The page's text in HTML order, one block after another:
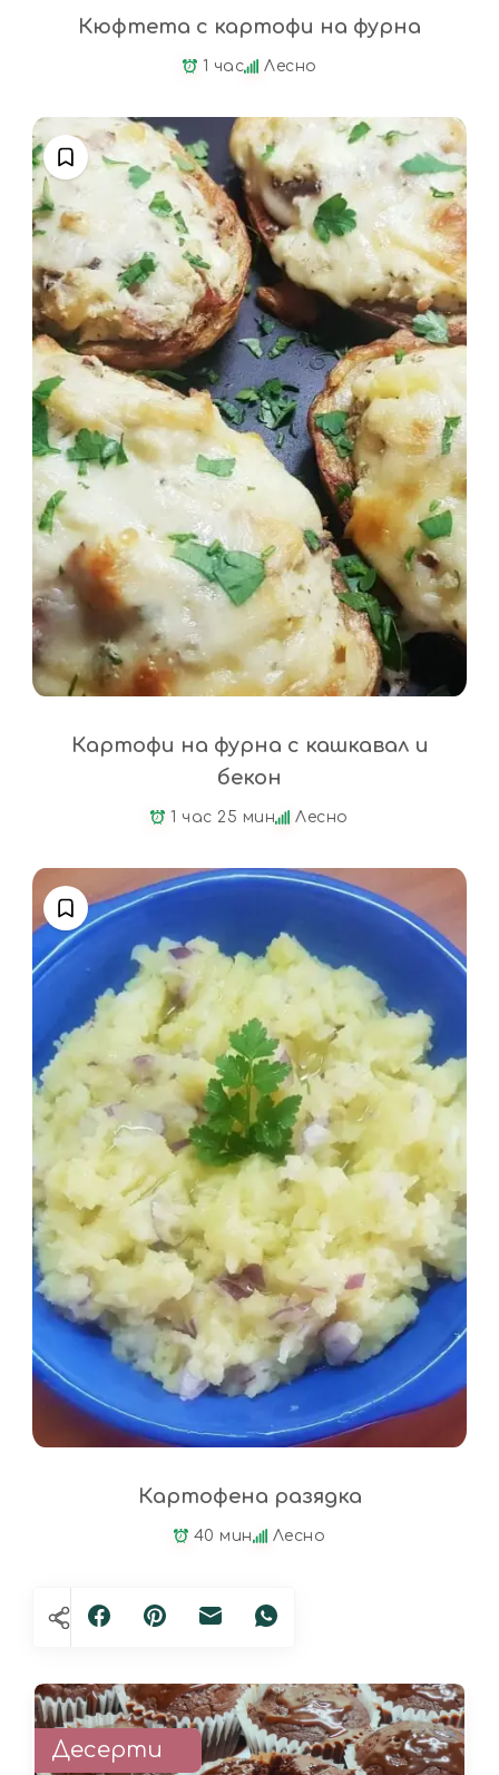
Кюфтета с картофи на фурна
1 час Лесно
Картофи на фурна с кашкавал и
бекон
1 час 25 мин Лесно
Картофена разядка
40 мин Лесно
Десерти